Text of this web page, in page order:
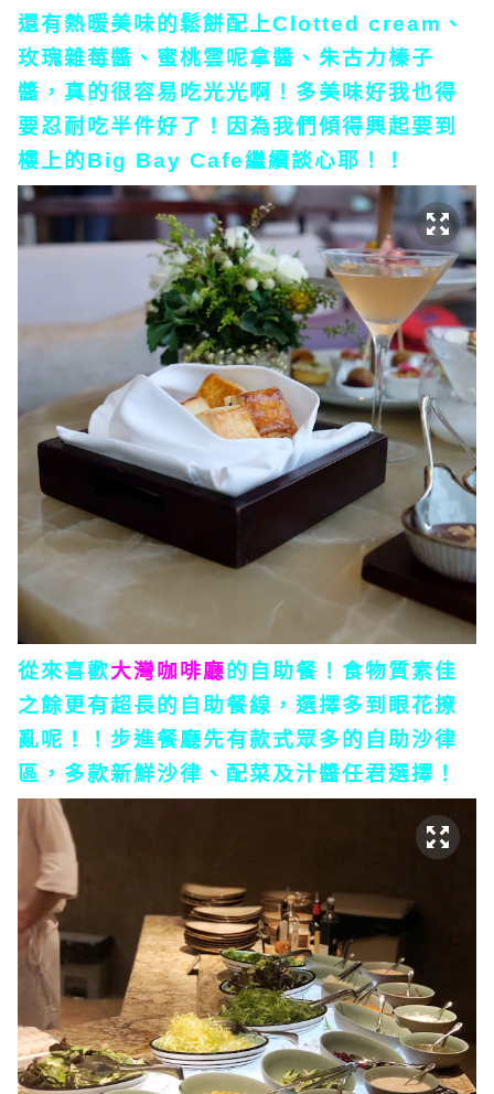
還有熱暖美味的鬆餅配上Clotted cream、
玫瑰雜莓醬、蜜桃雲呢拿醬、朱古力榛子
醬，真的很容易吃光光啊！多美味好我也得
要忍耐吃半件好了！因為我們傾得興起要到
樓上的Big Bay Cafe繼續談心耶！！
從來喜歡大灣咖啡廳的自助餐！食物質素佳
之餘更有超長的自助餐線，選擇多到眼花撩
亂呢！！步進餐廳先有款式眾多的自助沙律
區，多款新鮮沙律、配菜及汁醬任君選擇！